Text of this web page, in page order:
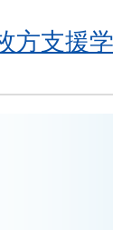
方支援